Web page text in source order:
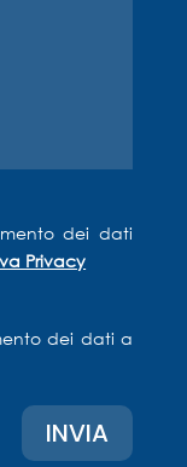
dei dati
Privacy
dei dati a
INVIA